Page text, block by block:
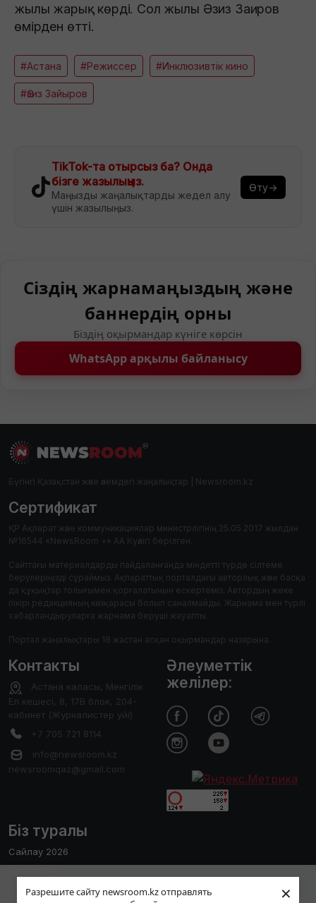
Разрешите сайту newsroom.kz отправлять
×
Пайдаланушы тәжірибесін жақсарту
жылы жарық көрді. Сол жылы Әзиз Заиров
өмірден өтті.
#Астана #Режиссер #Инклюзивтік кино
#Әзиз Зайыров
TikTok-та отырсыз ба? Онда
бізге жазылыңыз.
Маңызды жаңалықтарды жедел алу
үшін жазылыңыз.
Өту→
Сіздің жарнамаңыздың және
баннердің орны
Біздің оқырмандар күніге көрсін
WhatsApp арқылы байланысу
Бүгінгі Қазақстан және әлемдегі жаңалықтар | Newsroom.kz
Сертификат
ҚР Ақпарат және коммуникациялар министрлігінің 25.05.2017 жылдан
№16544 «NewsRoom +» АА Куәлігі берілген.
Сайттағы материалдарды пайдаланғанда міндетті түрде сілтеме
берулеріңізді сұраймыз. Ақпараттық порталдағы авторлық және басқа
да құқықтар толығымен қорғалатынын ескертеміз. Автордың жеке
пікірі редакцияның көзқарасы болып саналмайды. Жарнама мен түрлі
хабарландыруларға жарнама беруші жауапты.
Портал жаңалықтары 18 жастан асқан оқырмандар назарына.
Контакты
Астана каласы, Менгілік
Ел кешесі, 8, 17В блок, 204-
кабинет (Журналистер уйі)
+7 705 721 8114
info@newsroom.kz
newsroomqaz@gmail.com
Біз туралы
Сайлау 2026
Сайтты қолдану ережесі
Әлеуметтік
желілер: